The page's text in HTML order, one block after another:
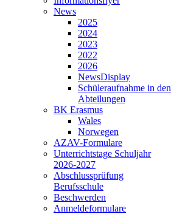
News
2025
2024
2023
2022
2026
NewsDisplay
Schüleraufnahme in den
Abteilungen
BK Erasmus
Wales
Norwegen
AZAV-Formulare
Unterrichtstage Schuljahr
2026-2027
Abschlussprüfung
Berufsschule
Beschwerden
Anmeldeformulare